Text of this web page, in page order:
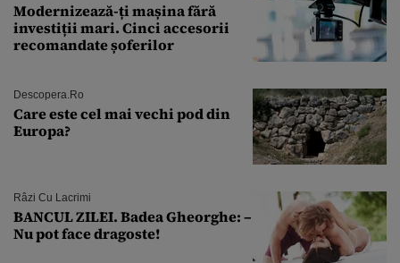
Modernizează-ți mașina fără
investiții mari. Cinci accesorii
recomandate șoferilor
Descopera.ro
Care este cel mai vechi pod din
Europa?
Râzi Cu Lacrimi
BANCUL ZILEI. Badea Gheorghe: –
Nu pot face dragoste!